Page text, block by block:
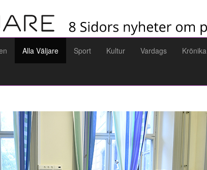
Alla Väljare Sport Kultur Vardags Krönika